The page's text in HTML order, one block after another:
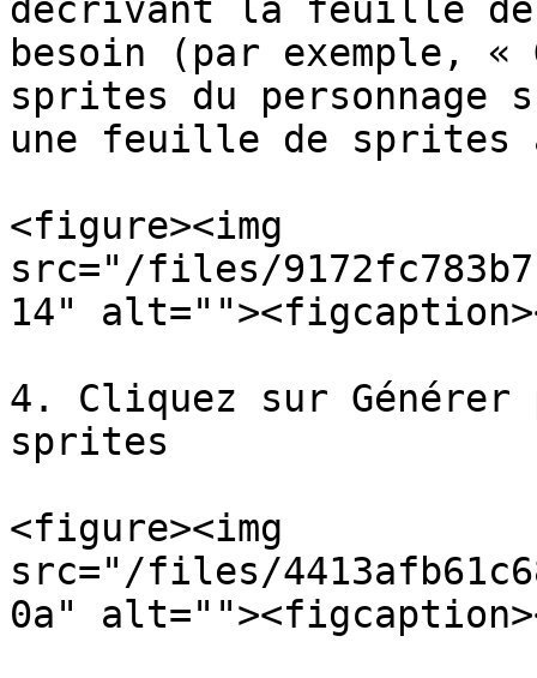
décrivant la feuille de
besoin (par exemple,
sprites du personnage
une feuille de sprites
<figure><img
src="/files/
14"
4. Cliquez sur
sprites
<figure><img
src="/files/
0a"